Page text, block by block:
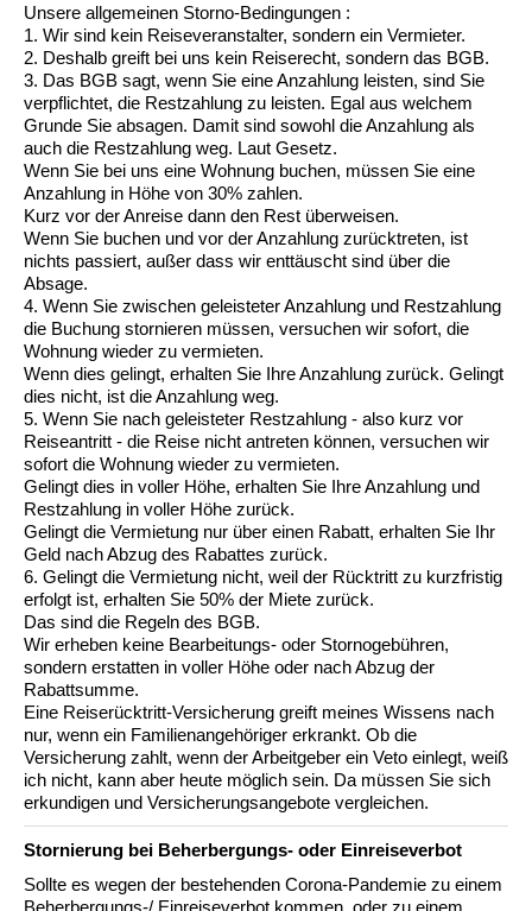
Unsere allgemeinen Storno-Bedingungen :
1. Wir sind kein Reiseveranstalter, sondern ein Vermieter.
2. Deshalb greift bei uns kein Reiserecht, sondern das BGB.
3. Das BGB sagt, wenn Sie eine Anzahlung leisten, sind Sie
verpflichtet, die Restzahlung zu leisten. Egal aus welchem
Grunde Sie absagen. Damit sind sowohl die Anzahlung als
auch die Restzahlung weg. Laut Gesetz.
Wenn Sie bei uns eine Wohnung buchen, müssen Sie eine
Anzahlung in Höhe von 30% zahlen.
Kurz vor der Anreise dann den Rest überweisen.
Wenn Sie buchen und vor der Anzahlung zurücktreten, ist
nichts passiert, außer dass wir enttäuscht sind über die
Absage.
4. Wenn Sie zwischen geleisteter Anzahlung und Restzahlung
die Buchung stornieren müssen, versuchen wir sofort, die
Wohnung wieder zu vermieten.
Wenn dies gelingt, erhalten Sie Ihre Anzahlung zurück. Gelingt
dies nicht, ist die Anzahlung weg.
5. Wenn Sie nach geleisteter Restzahlung - also kurz vor
Reiseantritt - die Reise nicht antreten können, versuchen wir
sofort die Wohnung wieder zu vermieten.
Gelingt dies in voller Höhe, erhalten Sie Ihre Anzahlung und
Restzahlung in voller Höhe zurück.
Gelingt die Vermietung nur über einen Rabatt, erhalten Sie Ihr
Geld nach Abzug des Rabattes zurück.
6. Gelingt die Vermietung nicht, weil der Rücktritt zu kurzfristig
erfolgt ist, erhalten Sie 50% der Miete zurück.
Das sind die Regeln des BGB.
Wir erheben keine Bearbeitungs- oder Stornogebühren,
sondern erstatten in voller Höhe oder nach Abzug der
Rabattsumme.
Eine Reiserücktritt-Versicherung greift meines Wissens nach
nur, wenn ein Familienangehöriger erkrankt. Ob die
Versicherung zahlt, wenn der Arbeitgeber ein Veto einlegt, weiß
ich nicht, kann aber heute möglich sein. Da müssen Sie sich
erkundigen und Versicherungsangebote vergleichen.
Stornierung bei Beherbergungs- oder Einreiseverbot
Sollte es wegen der bestehenden Corona-Pandemie zu einem
Beherbergungs-/ Einreiseverbot kommen, oder zu einem